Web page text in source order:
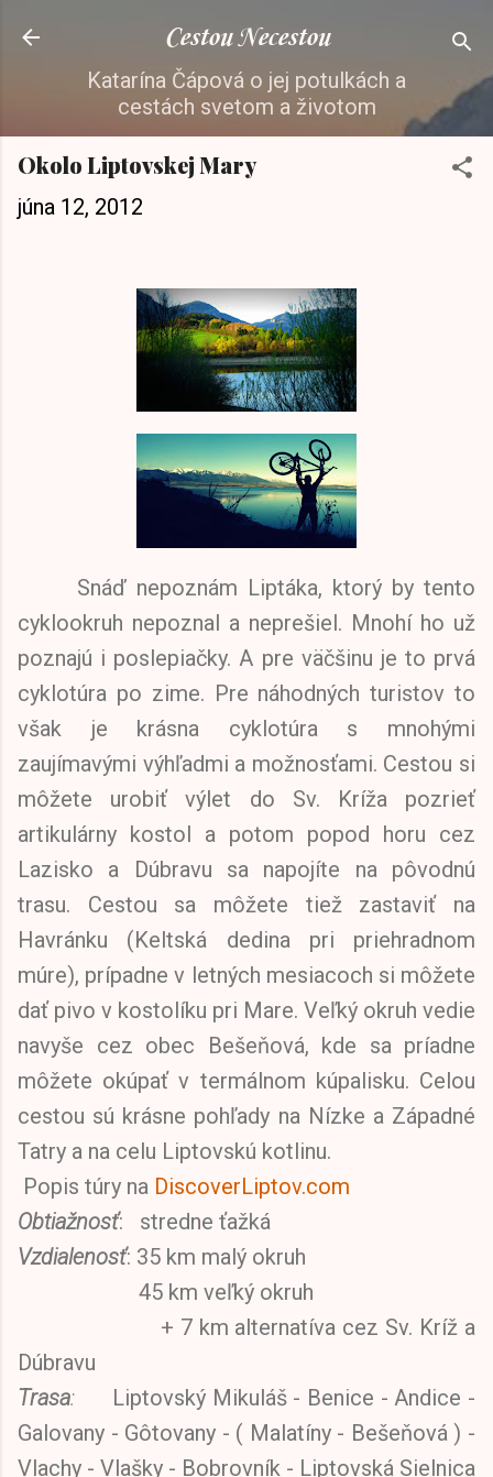
Preskočiť na hlavný obsah
Cestou Necestou
Katarína Čápová o jej potulkách a
cestách svetom a životom
Okolo Liptovskej Mary
júna 12, 2012
Snáď nepoznám Liptáka, ktorý by tento
cyklookruh nepoznal a neprešiel. Mnohí ho už
poznajú i poslepiačky. A pre väčšinu je to prvá
cyklotúra po zime. Pre náhodných turistov to
však je krásna cyklotúra s mnohými
zaujímavými výhľadmi a možnosťami. Cestou si
môžete urobiť výlet do Sv. Kríža pozrieť
artikulárny kostol a potom popod horu cez
Lazisko a Dúbravu sa napojíte na pôvodnú
trasu. Cestou sa môžete tiež zastaviť na
Havránku (Keltská dedina pri priehradnom
múre), prípadne v letných mesiacoch si môžete
dať pivo v kostolíku pri Mare. Veľký okruh vedie
navyše cez obec Bešeňová, kde sa príadne
môžete okúpať v termálnom kúpalisku. Celou
cestou sú krásne pohľady na Nízke a Západné
Tatry a na celu Liptovskú kotlinu.
Popis túry na DiscoverLiptov.com
Obtiažnosť: stredne ťažká
Vzdialenosť: 35 km malý okruh
45 km veľký okruh
+ 7 km alternatíva cez Sv. Kríž a
Dúbravu
Trasa: Liptovský Mikuláš - Benice - Andice -
Galovany - Gôtovany - ( Malatíny - Bešeňová ) -
Vlachy - Vlašky - Bobrovník - Liptovská Sielnica